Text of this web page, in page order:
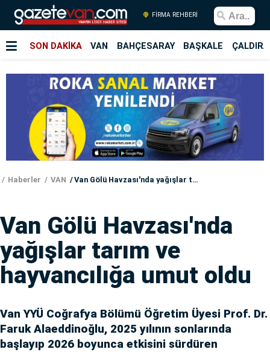
FİRMA REHBERİ
SON DAKİKA VAN BAHÇESARAY BAŞKALE
Haberler VAN Van Gölü Havzası'nda yağışlar tarım ve hayvancılığa umut oldu
Van Gölü Havzası'nda
yağışlar tarım ve
hayvancılığa umut oldu
Van YYÜ Coğrafya Bölümü Öğretim Üyesi Prof. Dr.
Faruk Alaeddinoğlu, 2025 yılının sonlarında
başlayıp 2026 boyunca etkisini sürdüren